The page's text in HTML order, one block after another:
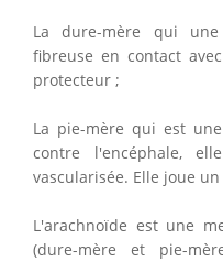
La dure-mère qui
fibreuse en contact
protecteur ;
La pie-mère qui est
contre l'encéphale,
vascularisée. Elle joue
L'arachnoïde est une
(dure-mère et pie-